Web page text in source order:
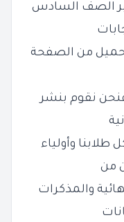
الصف السادس
من الصفحة
نقوم بنشر
وأولياء
من
والمذكرات